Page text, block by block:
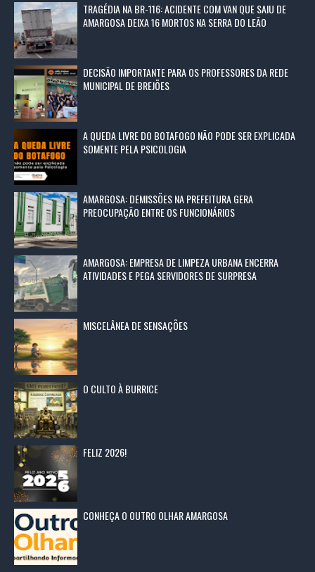
TRAGÉDIA NA BR-116: ACIDENTE COM VAN QUE SAIU DE
AMARGOSA DEIXA 16 MORTOS NA SERRA DO LEÃO
DECISÃO IMPORTANTE PARA OS PROFESSORES DA REDE
MUNICIPAL DE BREJÕES
A QUEDA LIVRE DO BOTAFOGO NÃO PODE SER EXPLICADA
SOMENTE PELA PSICOLOGIA
AMARGOSA: DEMISSÕES NA PREFEITURA GERA
PREOCUPAÇÃO ENTRE OS FUNCIONÁRIOS
AMARGOSA: EMPRESA DE LIMPEZA URBANA ENCERRA
ATIVIDADES E PEGA SERVIDORES DE SURPRESA
MISCELÂNEA DE SENSAÇÕES
O CULTO À BURRICE
FELIZ 2026!
CONHEÇA O OUTRO OLHAR AMARGOSA